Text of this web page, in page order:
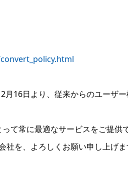
16日より、従来からのユーザ
て常に最適なサービスをご提供
を、よろしくお願い申し上げま